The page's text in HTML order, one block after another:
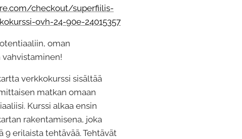
checkout/superfiilis-
ovh-24-90e-24015357
oman
verkkokurssi sisältää
matkan omaan
Kurssi alkaa ensin
rakentamisena, joka
9 erilaista tehtävää. Tehtävät